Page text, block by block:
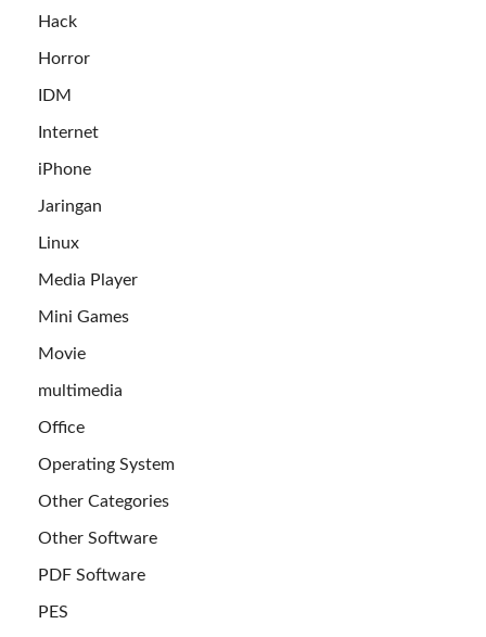
Hack
Horror
IDM
Internet
iPhone
Jaringan
Linux
Media Player
Mini Games
Movie
multimedia
Office
Operating System
Other Categories
Other Software
PDF Software
PES